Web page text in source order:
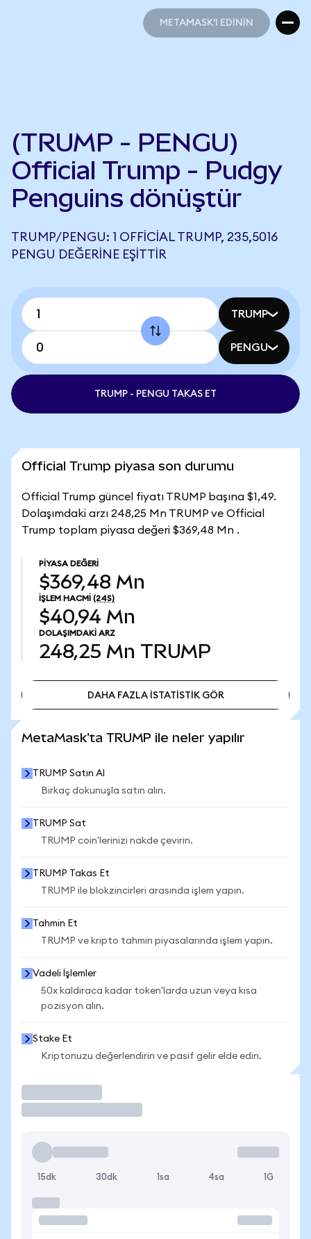
METAMASK'I EDİNİN
(TRUMP - PENGU)
Official Trump - Pudgy
Penguins dönüştür
TRUMP/PENGU: 1 OFFICIAL TRUMP, 235,5016
PENGU DEĞERINE EŞITTIR
TRUMP
PENGU
TRUMP - PENGU TAKAS ET
Official Trump piyasa son durumu
Official Trump güncel fiyatı TRUMP başına $1,49.
Dolaşımdaki arzı 248,25 Mn TRUMP ve Official
Trump toplam piyasa değeri $369,48 Mn .
PIYASA DEĞERI
$369,48 Mn
İŞLEM HACMI (24S)
$40,94 Mn
DOLAŞIMDAKI ARZ
248,25 Mn TRUMP
DAHA FAZLA İSTATİSTİK GÖR
MetaMask'ta TRUMP ile neler yapılır
TRUMP Satın Al
Birkaç dokunuşla satın alın.
TRUMP Sat
TRUMP coin'lerinizi nakde çevirin.
TRUMP Takas Et
TRUMP ile blokzincirleri arasında işlem yapın.
Tahmin Et
TRUMP ve kripto tahmin piyasalarında işlem yapın.
Vadeli İşlemler
50x kaldıraca kadar token'larda uzun veya kısa
pozisyon alın.
Stake Et
Kriptonuzu değerlendirin ve pasif gelir elde edin.
15dk 30dk 1sa 4sa 1G